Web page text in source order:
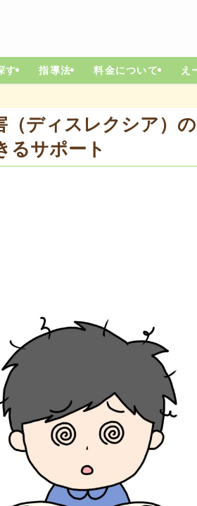
す 指導法 料金について え
（ディスレクシア）
るサポート